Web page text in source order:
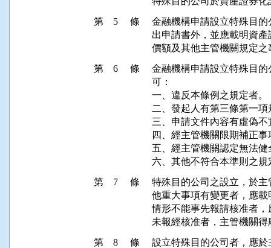
第 5 條
金融機構申請設立特殊目
出申請書外，並應載明資
第 6 條
金融機構申請設立特殊目
可：
一、違反本條例之規定者。
二、發起人有第三條第一
三、申請文件內容有虛偽不
四、經主管機關限期補正
五、經主管機關認定無法
第 7 條
特殊目的公司之設立，於
他重大事項有變更者，應
情形不能事先報請核准者
第 8 條
設立特殊目的公司者，應